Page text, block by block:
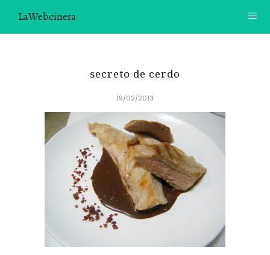
LaWebcinera
CONTACTO
SOBRE MÍ
¿TE GUSTARÍA UNIRTE A NUESTRA AVENTURA GASTRON
ÚNETE A LA NEWSLETTER
RECOMENDACIONES
secreto de cerdo
19/02/2013